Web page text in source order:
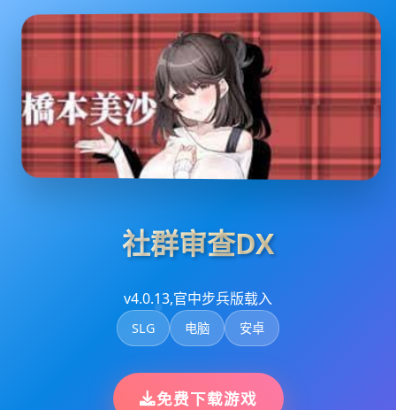
社群审查DX
v4.0.13,官中步兵版载入
SLG 电脑 安卓
免费下载游戏